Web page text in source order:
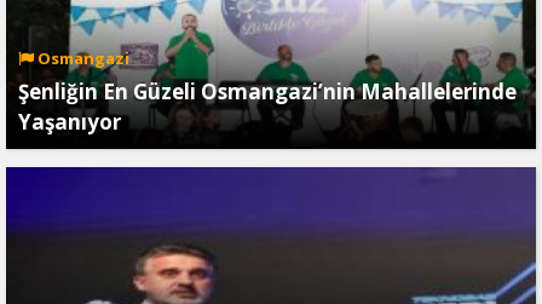
Osmangazi
Şenliğin En Güzeli Osmangazi’nin Mahallelerinde
Yaşanıyor